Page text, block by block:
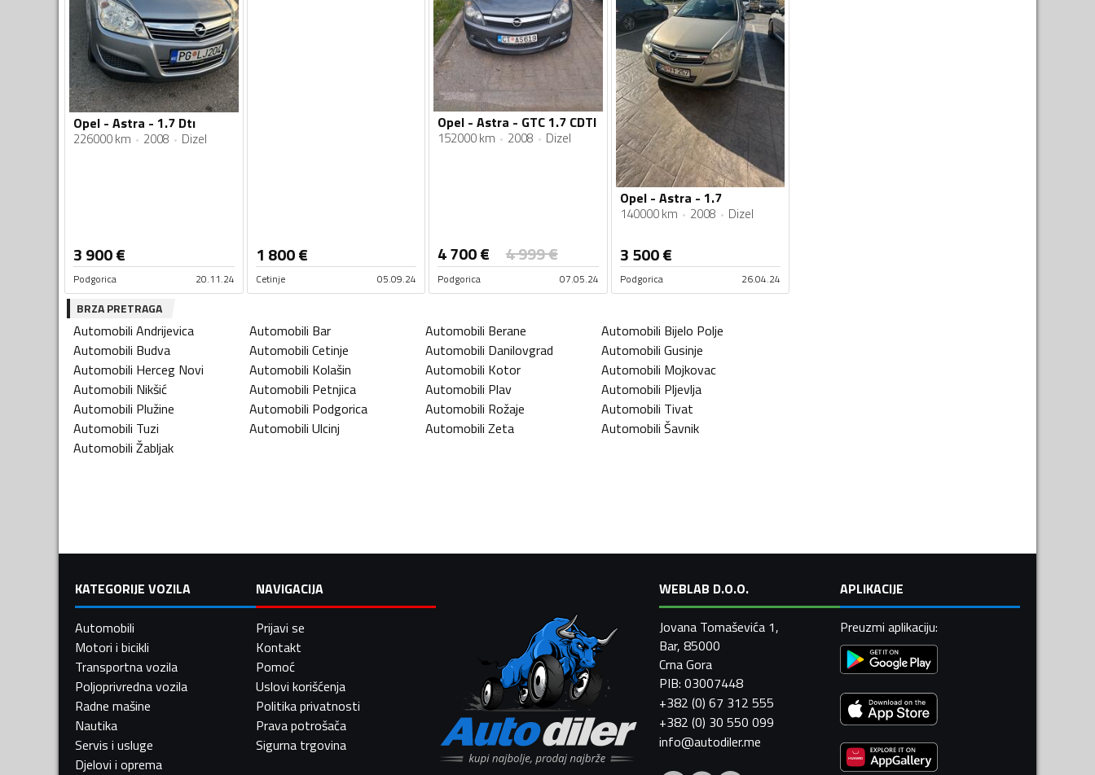
Opel - Astra - 1.7 Dtı
226000 km 2008 Dizel
3 900€
Podgorica 20.11.24
1 800€
Cetinje 05.09.24
Opel - Astra - GTC 1.7 CDTI
152000 km 2008 Dizel
4 700€ 4 999€
Podgorica 07.05.24
Opel - Astra - 1.7
140000 km 2008 Dizel
3 500€
Podgorica 26.04.24
BRZA PRETRAGA
Automobili Andrijevica Automobili Bar Automobili Berane Automobili Bijelo Polje
Automobili Budva Automobili Cetinje Automobili Danilovgrad Automobili Gusinje
Automobili Herceg Novi Automobili Kolašin Automobili Kotor Automobili Mojkovac
Automobili Nikšić Automobili Petnjica Automobili Plav Automobili Pljevlja
Automobili Plužine Automobili Podgorica Automobili Rožaje Automobili Tivat
Automobili Tuzi Automobili Ulcinj Automobili Zeta Automobili Šavnik
Automobili Žabljak
KATEGORIJE VOZILA
Automobili
Motori i bicikli
Transportna vozila
Poljoprivredna vozila
Radne mašine
Nautika
Servis i usluge
Djelovi i oprema
NAVIGACIJA
Prijavi se
Kontakt
Pomoć
Uslovi korišćenja
Politika privatnosti
Prava potrošača
Sigurna trgovina
WEBLAB D.O.O.
Jovana Tomaševića 1,
Bar, 85000
Crna Gora
PIB: 03007448
+382 (0) 67 312 555
+382 (0) 30 550 099
info@autodiler.me
APLIKACIJE
Preuzmi aplikaciju: